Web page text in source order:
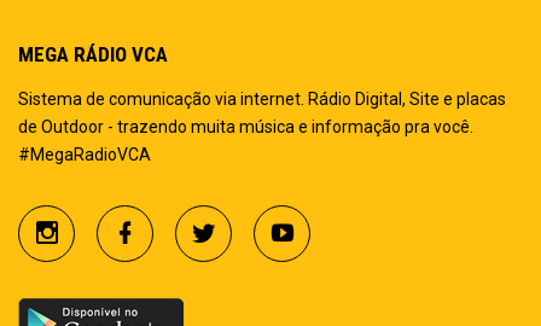
MEGA RÁDIO VCA
Sistema de comunicação via internet. Rádio Digital, Site e placas
de Outdoor - trazendo muita música e informação pra você.
#MegaRadioVCA